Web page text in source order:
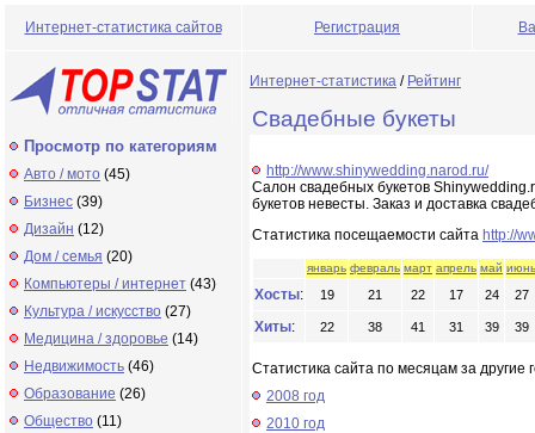
Интернет-статистика сайтов Регистрация
Просмотр по категориям
Авто / мото (45)
Бизнес (39)
Дизайн (12)
Дом / семья (20)
Компьютеры / интернет (43)
Культура / искусство (27)
Медицина / здоровье (14)
Недвижимость (46)
Образование (26)
Общество (11)
Интернет-статистика / Рейтинг
Свадебные букеты
http://www.shinywedding.narod.ru/
Салон свадебных букетов
букетов невесты. Заказ и доставка
Статистика посещаемости сайта http://
январь февраль март апрель май июнь
Хосты: 19 21 22 17 24 27
Хиты: 22 38 41 31 39 39
Статистика сайта по месяцам за другие
2008 год
2010 год